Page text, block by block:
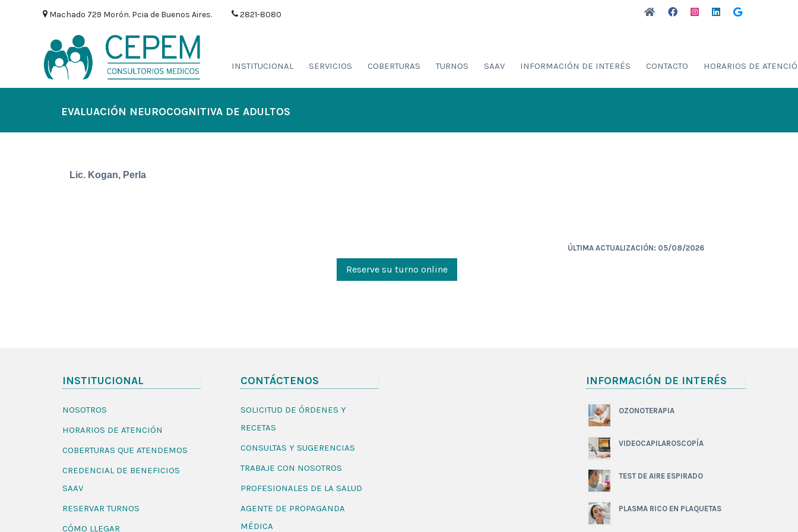
Machado 729 Morón. Pcia de Buenos Aires. 2821-8080
INSTITUCIONAL SERVICIOS COBERTURAS TURNOS SAAV INFORMACIÓN DE INTERÉS CONTACTO HORARIOS DE
EVALUACIÓN NEUROCOGNITIVA DE ADULTOS
Lic. Kogan, Perla
ÚLTIMA ACTUALIZACIÓN: 05/08/2026
Reserve su turno online
INSTITUCIONAL
NOSOTROS
HORARIOS DE ATENCIÓN
COBERTURAS QUE ATENDEMOS
CREDENCIAL DE BENEFICIOS
SAAV
RESERVAR TURNOS
CÓMO LLEGAR
CONTÁCTENOS
SOLICITUD DE ÓRDENES Y
RECETAS
CONSULTAS Y SUGERENCIAS
TRABAJE CON NOSOTROS
PROFESIONALES DE LA SALUD
AGENTE DE PROPAGANDA
MÉDICA
INFORMACIÓN DE INTERÉS
OZONOTERAPIA
VIDEOCAPILAROSCOPÍA
TEST DE AIRE ESPIRADO
PLASMA RICO EN PLAQUETAS